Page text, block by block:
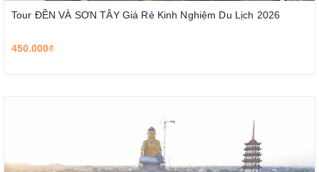
Tour ĐỀN VÀ SƠN TÂY Giá Rẻ Kinh Nghiệm Du Lịch 2026
450.000₫